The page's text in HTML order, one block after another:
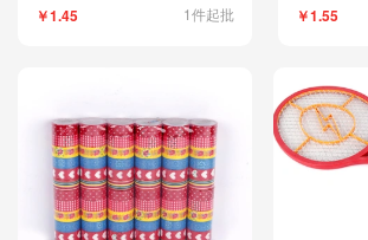
￥1.45 1件起批 ￥1.55